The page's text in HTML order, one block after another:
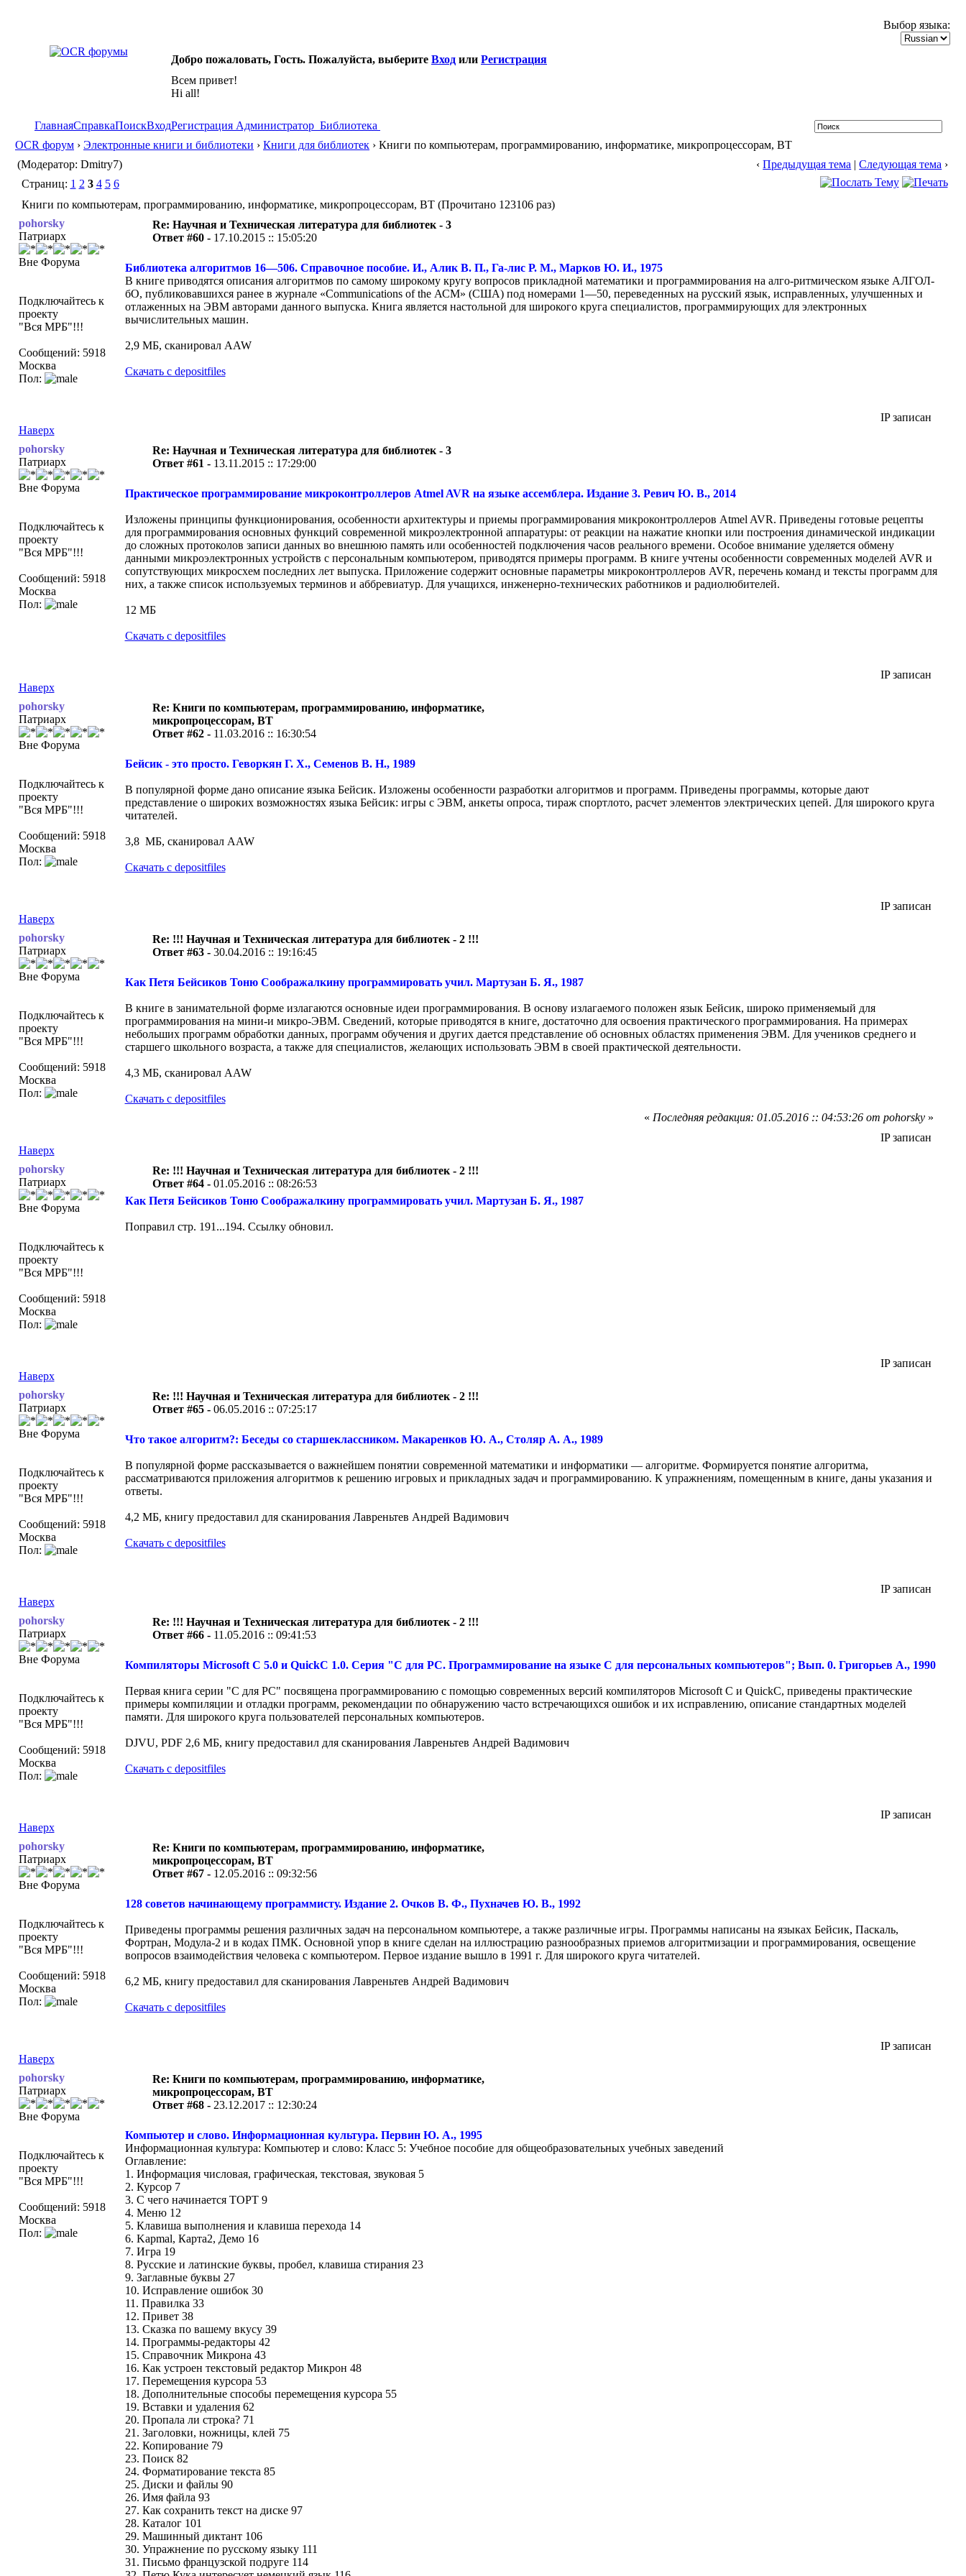
Выбор языка:
Добро пожаловать, Гость. Пожалуйста, выберите Вход или Регистрация
Всем привет!
Hi all!
ГлавнаяСправкаПоискВходРегистрация Администратор Библиотека
OCR форум › Электронные книги и библиотеки › Книги для библиотек › Книги по компьютерам, программированию, информатике, микропроцессорам, ВТ
(Модератор: Dmitry7)
‹Предыдущая тема |Следующая тема ›
Страниц: 1 2 3 4 5 6
Книги по компьютерам, программированию, информатике, микропроцессорам, ВТ (Прочитано 123106 раз)
pohorsky
Патриарх
Вне Форума
Подключайтесь к
проекту
"Вся МРБ"!!!
Сообщений: 5918
Москва
Пол:
Re: Научная и Техническая литература для библиотек - 3
Ответ #60 - 17.10.2015 :: 15:05:20
Библиотека алгоритмов 16—506. Справочное пособие. И., Алик В. П., Га-лис Р. М., Марков Ю. И., 1975
В книге приводятся описания алгоритмов по самому широкому кругу вопросов прикладной математики и программирования на алго-ритмическом языке АЛГОЛ-
бО, публиковавшихся ранее в журнале «Communications of the АСМ» (США) под номерами 1—50, переведенных на русский язык, исправленных, улучшенных и
отлаженных на ЭВМ авторами данного выпуска. Книга является настольной для широкого круга специалистов, программирующих для электронных
вычислительных машин.
2,9 МБ, сканировал AAW
Скачать с depositfiles
Наверх
IP записан
pohorsky
Патриарх
Вне Форума
Подключайтесь к
проекту
"Вся МРБ"!!!
Сообщений: 5918
Москва
Пол:
Re: Научная и Техническая литература для библиотек - 3
Ответ #61 - 13.11.2015 :: 17:29:00
Практическое программирование микроконтроллеров Atmel AVR на языке ассемблера. Издание 3. Ревич Ю. В., 2014
Изложены принципы функционирования, особенности архитектуры и приемы программирования микроконтроллеров Atmel AVR. Приведены готовые рецепты
для программирования основных функций современной микроэлектронной аппаратуры: от реакции на нажатие кнопки или построения динамической индикации
до сложных протоколов записи данных во внешнюю память или особенностей подключения часов реального времени. Особое внимание уделяется обмену
данными микроэлектронных устройств с персональным компьютером, приводятся примеры программ. В книге учтены особенности современных моделей AVR и
сопутствующих микросхем последних лет выпуска. Приложение содержит основные параметры микроконтроллеров AVR, перечень команд и тексты программ для
них, а также список используемых терминов и аббревиатур. Для учащихся, инженерно-технических работников и радиолюбителей.
12 МБ
Скачать с depositfiles
Наверх
IP записан
pohorsky
Патриарх
Вне Форума
Подключайтесь к
проекту
"Вся МРБ"!!!
Сообщений: 5918
Москва
Пол:
Re: Книги по компьютерам, программированию, информатике,
микропроцессорам, ВТ
Ответ #62 - 11.03.2016 :: 16:30:54
Бейсик - это просто. Геворкян Г. X., Семенов В. Н., 1989
В популярной форме дано описание языка Бейсик. Изложены особенности разработки алгоритмов и программ. Приведены программы, которые дают
представление о широких возможностях языка Бейсик: игры с ЭВМ, анкеты опроса, тираж спортлото, расчет элементов электрических цепей. Для широкого круга
читателей.
3,8 МБ, сканировал AAW
Скачать с depositfiles
Наверх
IP записан
pohorsky
Патриарх
Вне Форума
Подключайтесь к
проекту
"Вся МРБ"!!!
Сообщений: 5918
Москва
Пол:
Re: !!! Научная и Техническая литература для библиотек - 2 !!!
Ответ #63 - 30.04.2016 :: 19:16:45
Как Петя Бейсиков Тоню Соображалкину программировать учил. Мартузан Б. Я., 1987
В книге в занимательной форме излагаются основные идеи программирования. В основу излагаемого положен язык Бейсик, широко применяемый для
программирования на мини-и микро-ЭВМ. Сведений, которые приводятся в книге, достаточно для освоения практического программирования. На примерах
небольших программ обработки данных, программ обучения и других дается представление об основных областях применения ЭВМ. Для учеников среднего и
старшего школьного возраста, а также для специалистов, желающих использовать ЭВМ в своей практической деятельности.
4,3 МБ, сканировал AAW
Скачать с depositfiles
Наверх
« Последняя редакция: 01.05.2016 :: 04:53:26 от pohorsky »
IP записан
pohorsky
Патриарх
Вне Форума
Подключайтесь к
проекту
"Вся МРБ"!!!
Сообщений: 5918
Москва
Пол:
Re: !!! Научная и Техническая литература для библиотек - 2 !!!
Ответ #64 - 01.05.2016 :: 08:26:53
Как Петя Бейсиков Тоню Соображалкину программировать учил. Мартузан Б. Я., 1987
Поправил стр. 191...194. Ссылку обновил.
Наверх
IP записан
pohorsky
Патриарх
Вне Форума
Подключайтесь к
проекту
"Вся МРБ"!!!
Сообщений: 5918
Москва
Пол:
Re: !!! Научная и Техническая литература для библиотек - 2 !!!
Ответ #65 - 06.05.2016 :: 07:25:17
Что такое алгоритм?: Беседы со старшеклассником. Макаренков Ю. А., Столяр А. А., 1989
В популярной форме рассказывается о важнейшем понятии современной математики и информатики — алгоритме. Формируется понятие алгоритма,
рассматриваются приложения алгоритмов к решению игровых и прикладных задач и программированию. К упражнениям, помещенным в книге, даны указания и
ответы.
4,2 МБ, книгу предоставил для сканирования Лавреньтев Андрей Вадимович
Скачать с depositfiles
Наверх
IP записан
pohorsky
Патриарх
Вне Форума
Подключайтесь к
проекту
"Вся МРБ"!!!
Сообщений: 5918
Москва
Пол:
Re: !!! Научная и Техническая литература для библиотек - 2 !!!
Ответ #66 - 11.05.2016 :: 09:41:53
Компиляторы Microsoft С 5.0 и QuickC 1.0. Серия "С для PC. Программирование на языке С для персональных компьютеров"; Вып. 0. Григорьев А., 1990
Первая книга серии "С для PC" посвящена программированию с помощью современных версий компиляторов Microsoft С и QuickC, приведены практические
примеры компиляции и отладки программ, рекомендации по обнаружению часто встречающихся ошибок и их исправлению, описание стандартных моделей
памяти. Для широкого круга пользователей персональных компьютеров.
DJVU, PDF 2,6 МБ, книгу предоставил для сканирования Лавреньтев Андрей Вадимович
Скачать с depositfiles
Наверх
IP записан
pohorsky
Патриарх
Вне Форума
Подключайтесь к
проекту
"Вся МРБ"!!!
Сообщений: 5918
Москва
Пол:
Re: Книги по компьютерам, программированию, информатике,
микропроцессорам, ВТ
Ответ #67 - 12.05.2016 :: 09:32:56
128 советов начинающему программисту. Издание 2. Очков В. Ф., Пухначев Ю. В., 1992
Приведены программы решения различных задач на персональном компьютере, а также различные игры. Программы написаны на языках Бейсик, Паскаль,
Фортран, Модула-2 и в кодах ПМК. Основной упор в книге сделан на иллюстрацию разнообразных приемов алгоритмизации и программирования, освещение
вопросов взаимодействия человека с компьютером. Первое издание вышло в 1991 г. Для широкого круга читателей.
6,2 МБ, книгу предоставил для сканирования Лавреньтев Андрей Вадимович
Скачать с depositfiles
Наверх
IP записан
pohorsky
Патриарх
Вне Форума
Подключайтесь к
проекту
"Вся МРБ"!!!
Сообщений: 5918
Москва
Пол:
Re: Книги по компьютерам, программированию, информатике,
микропроцессорам, ВТ
Ответ #68 - 23.12.2017 :: 12:30:24
Компьютер и слово. Информационная культура. Первин Ю. А., 1995
Информационная культура: Компьютер и слово: Класс 5: Учебное пособие для общеобразовательных учебных заведений
Оглавление:
1. Информация числовая, графическая, текстовая, звуковая 5
2. Курсор 7
3. С чего начинается ТОРТ 9
4. Меню 12
5. Клавиша выполнения и клавиша перехода 14
6. Kapmal, Карта2, Демо 16
7. Игра 19
8. Русские и латинские буквы, пробел, клавиша стирания 23
9. Заглавные буквы 27
10. Исправление ошибок 30
11. Правилка 33
12. Привет 38
13. Сказка по вашему вкусу 39
14. Программы-редакторы 42
15. Справочник Микрона 43
16. Как устроен текстовый редактор Микрон 48
17. Перемещения курсора 53
18. Дополнительные способы перемещения курсора 55
19. Вставки и удаления 62
20. Пропала ли строка? 71
21. Заголовки, ножницы, клей 75
22. Копирование 79
23. Поиск 82
24. Форматирование текста 85
25. Диски и файлы 90
26. Имя файла 93
27. Как сохранить текст на диске 97
28. Каталог 101
29. Машинный диктант 106
30. Упражнение по русскому языку 111
31. Письмо французской подруге 114